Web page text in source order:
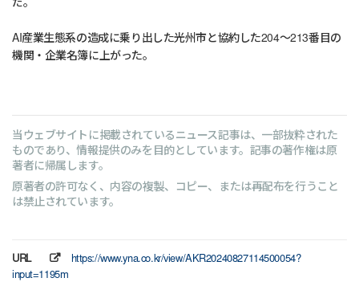
だ。
AI産業生態系の造成に乗り出した光州市と協約した204～213番目の
機関・企業名簿に上がった。
当ウェブサイトに掲載されているニュース記事は、一部抜粋された
ものであり、情報提供のみを目的としています。記事の著作権は原
著者に帰属します。
原著者の許可なく、内容の複製、コピー、または再配布を行うこと
は禁止されています。
URL
https://www.yna.co.kr/view/AKR20240827114500054?
input=1195m